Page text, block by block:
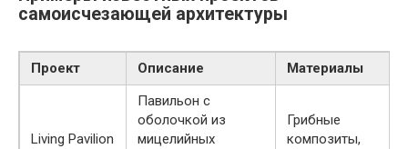
самоисчезающей архитектуры
Проект Описание Материалы
Living Pavilion
Павильон с
оболочкой из
мицелийных
Грибные
композиты,